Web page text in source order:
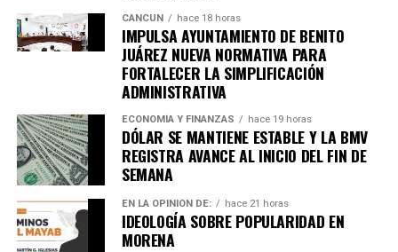
Recibe las noticias al instante
Únete al canal oficial de WhatsApp de
Quinto Podery recibe las noticias más
importantes de Quintana Roo directamente
en tu teléfono.
Unirme al canal de WhatsApp
CANCÚN hace 18 horas
IMPULSA AYUNTAMIENTO DE BENITO
JUÁREZ NUEVA NORMATIVA PARA
FORTALECER LA SIMPLIFICACIÓN
ADMINISTRATIVA
ECONOMÍA Y FINANZAS hace 19 horas
DÓLAR SE MANTIENE ESTABLE Y LA BMV
REGISTRA AVANCE AL INICIO DEL FIN DE
SEMANA
EN LA OPINIÓN DE: hace 21 horas
IDEOLOGÍA SOBRE POPULARIDAD EN
MORENA